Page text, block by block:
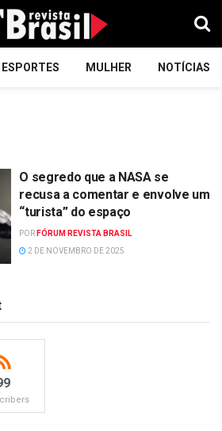
ESPORTES MULHER NOTÍCIAS
O segredo que a NASA se
recusa a comentar e envolve um
“turista” do espaço
POR FÓRUM REVISTA BRASIL
2 DE NOVEMBRO DE 2025